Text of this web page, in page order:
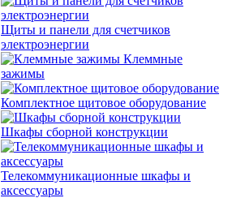
Щиты и панели для счетчиков
электроэнергии
Клеммные
зажимы
Комплектное щитовое оборудование
Шкафы сборной конструкции
Телекоммуникационные шкафы и
аксессуары